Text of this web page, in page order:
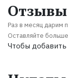
Отзывы
Раз в месяц дарим
Оставляйте
Чтобы